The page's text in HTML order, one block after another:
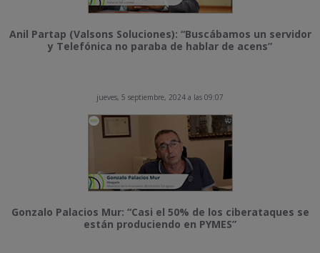
Anil Partap (Valsons Soluciones): “Buscábamos un servidor
y Telefónica no paraba de hablar de acens”
jueves, 5 septiembre, 2024 a las 09:07
Gonzalo Palacios Mur: “Casi el 50% de los ciberataques se
están produciendo en PYMES”